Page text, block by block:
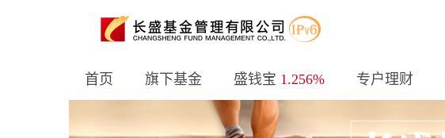
首页 旗下基金 盛钱宝 1.256% 专户理财